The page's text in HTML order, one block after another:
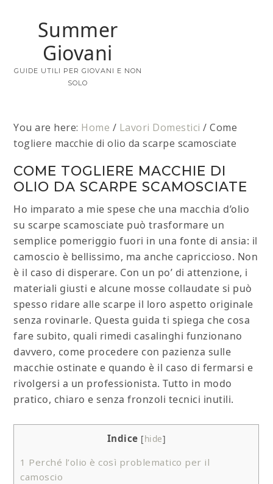
Summer
Giovani
GUIDE UTILI PER GIOVANI E NON
SOLO
You are here: Home / Lavori Domestici / Come
togliere macchie di olio da scarpe scamosciate​
COME TOGLIERE MACCHIE DI
OLIO DA SCARPE SCAMOSCIATE​
Ho imparato a mie spese che una macchia d’olio
su scarpe scamosciate può trasformare un
semplice pomeriggio fuori in una fonte di ansia: il
camoscio è bellissimo, ma anche capriccioso. Non
è il caso di disperare. Con un po’ di attenzione, i
materiali giusti e alcune mosse collaudate si può
spesso ridare alle scarpe il loro aspetto originale
senza rovinarle. Questa guida ti spiega che cosa
fare subito, quali rimedi casalinghi funzionano
davvero, come procedere con pazienza sulle
macchie ostinate e quando è il caso di fermarsi e
rivolgersi a un professionista. Tutto in modo
pratico, chiaro e senza fronzoli tecnici inutili.
Indice [hide]
1 Perché l’olio è così problematico per il
camoscio